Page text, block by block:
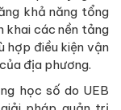
khả năng tổng
khai các nền tảng
hợp điều kiện vận
địa phương.
học số do UEB